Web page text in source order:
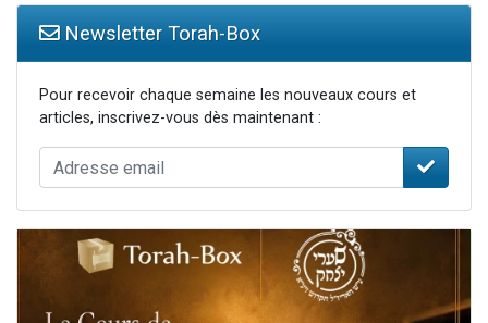
Newsletter Torah-Box
Pour recevoir chaque semaine les nouveaux cours et
articles, inscrivez-vous dès maintenant :